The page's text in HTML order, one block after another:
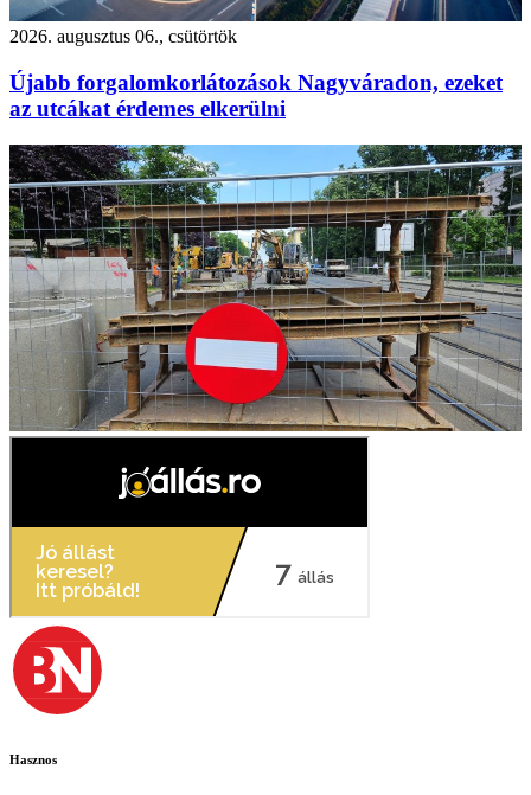
2026. augusztus 06., csütörtök
Újabb forgalomkorlátozások Nagyváradon, ezeket
az utcákat érdemes elkerülni
Hasznos